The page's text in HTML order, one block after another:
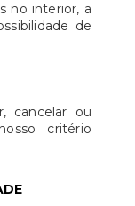
no interior, a
de
cancelar ou
critério